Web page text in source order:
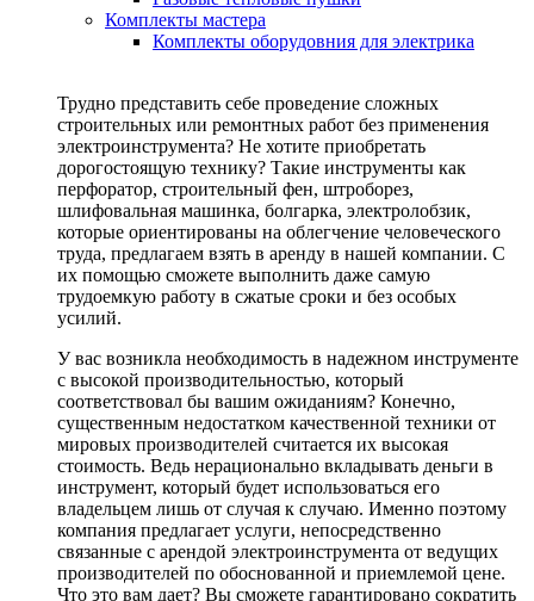
Комплекты мастера
Комплекты оборудовния для электрика
Трудно представить себе проведение сложных
строительных или ремонтных работ без применения
электроинструмента? Не хотите приобретать
дорогостоящую технику? Такие инструменты как
перфоратор, строительный фен, штроборез,
шлифовальная машинка, болгарка, электролобзик,
которые ориентированы на облегчение человеческого
труда, предлагаем взять в аренду в нашей компании. С
их помощью сможете выполнить даже самую
трудоемкую работу в сжатые сроки и без особых
усилий.
У вас возникла необходимость в надежном инструменте
с высокой производительностью, который
соответствовал бы вашим ожиданиям? Конечно,
существенным недостатком качественной техники от
мировых производителей считается их высокая
стоимость. Ведь нерационально вкладывать деньги в
инструмент, который будет использоваться его
владельцем лишь от случая к случаю. Именно поэтому
компания предлагает услуги, непосредственно
связанные с арендой электроинструмента от ведущих
производителей по обоснованной и приемлемой цене.
Что это вам дает? Вы сможете гарантировано сократить